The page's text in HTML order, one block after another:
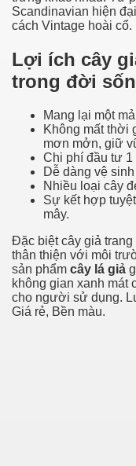
Scandinavian hiện
cách Vintage hoài cổ.
Lợi ích cây
trong đời
Mang lại một
Không mất thời
mơn mởn, giữ
Chi phí đầu tư
Dễ dàng vệ
Nhiều loại cây
Sự kết hợp
mây.
Đặc biệt cây giả
thân thiện với môi
sản phẩm cây lá giả
không gian xanh mát
cho người sử dụng.
Giá rẻ, Bền màu.